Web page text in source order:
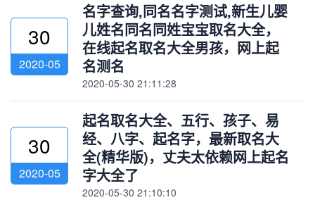
30
2020-05
名字查询,同名名字测试,新生儿婴
儿姓名同名同姓宝宝取名大全，
在线起名取名大全男孩，网上起
名测名
2020-05-30 21:11:28
30
2020-05
起名取名大全、五行、孩子、易
经、八字、起名字，最新取名大
全(精华版)，丈夫太依赖网上起名
字大全了
2020-05-30 21:10:10